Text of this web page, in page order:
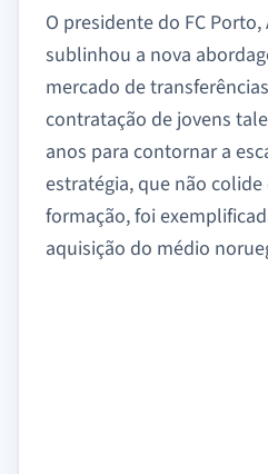
O presidente do FC
sublinhou a nova
mercado de
contratação de jovens
anos para contornar a
estratégia, que não
formação, foi
aquisição do médio